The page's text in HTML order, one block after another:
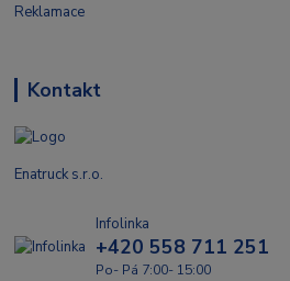
Reklamace
Kontakt
Enatruck s.r.o.
Infolinka
+420 558 711 251
Po- Pá 7:00- 15:00